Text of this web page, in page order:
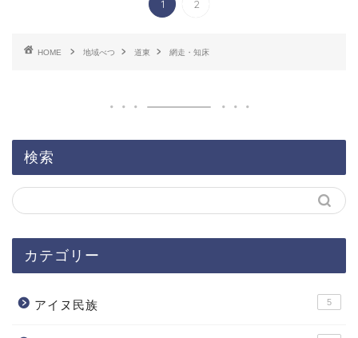
1 2
HOME 地域べつ 道東 網走・知床
検索
カテゴリー
アイヌ民族 5